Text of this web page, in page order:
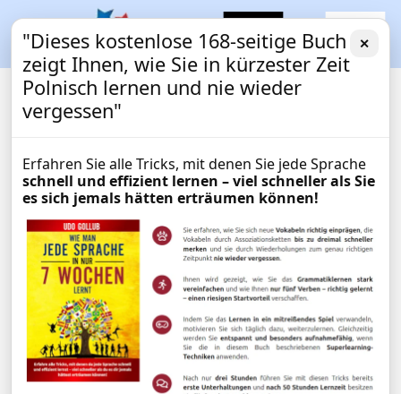
"Dieses kostenlose 168-seitige Buch
zeigt Ihnen, wie Sie in kürzester Zeit
Polnisch lernen und nie wieder
vergessen"
✕
Erfahren Sie alle Tricks, mit denen Sie jede Sprache
schnell und effizient lernen – viel schneller als Sie
es sich jemals hätten erträumen können!